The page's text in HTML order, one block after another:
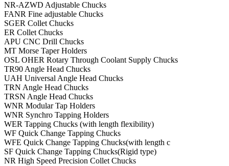
NR-AZWD Adjustable Chucks
FANR Fine adjustable Chucks
SGER Collet Chucks
ER Collet Chucks
APU CNC Drill Chucks
MT Morse Taper Holders
OSL OHER Rotary Through Coolant Supply Chucks
TR90 Angle Head Chucks
UAH Universal Angle Head Chucks
TRN Angle Head Chucks
TRSN Angle Head Chucks
WNR Modular Tap Holders
WNR Synchro Tapping Holders
WER Tapping Chucks (with length flexibility)
WF Quick Change Tapping Chucks
WFE Quick Change Tapping Chucks(with length c
SF Quick Change Tapping Chucks(Rigid type)
NR High Speed Precision Collet Chucks